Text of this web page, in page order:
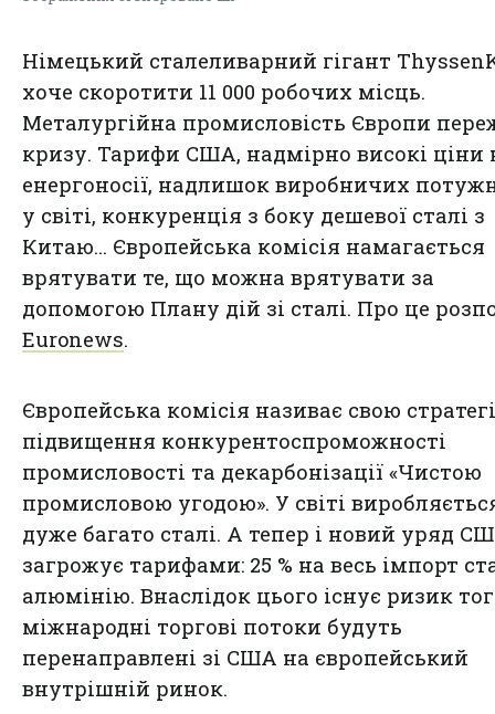
Німецький сталеливарний гігант
хоче скоротити 11 000 робочих місць.
Металургійна промисловість Європи
кризу. Тарифи США, надмірно високі ціни
енергоносії, надлишок виробничих
у світі, конкуренція з боку дешевої сталі з
Китаю... Європейська комісія намагається
врятувати те, що можна врятувати за
допомогою Плану дій зі сталі. Про це
Euronews.
Європейська комісія називає свою
підвищення конкурентоспроможності
промисловості та декарбонізації «Чистою
промисловою угодою». У світі
дуже багато сталі. А тепер і новий уряд
загрожує тарифами: 25 % на весь імпорт
алюмінію. Внаслідок цього існує ризик
міжнародні торгові потоки будуть
перенаправлені зі США на європейський
внутрішній ринок.